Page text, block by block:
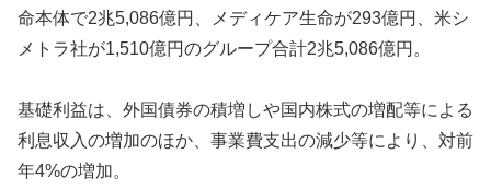
命本体で2兆5,086億円、メディケア生命が293億円、米シ
メトラ社が1,510億円のグループ合計2兆5,086億円。
基礎利益は、外国債券の積増しや国内株式の増配等による
利息収入の増加のほか、事業費支出の減少等により、対前
年4%の増加。